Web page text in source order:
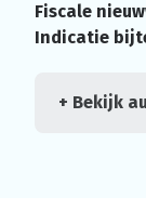
Fiscale
Indicatie
+ Bekijk